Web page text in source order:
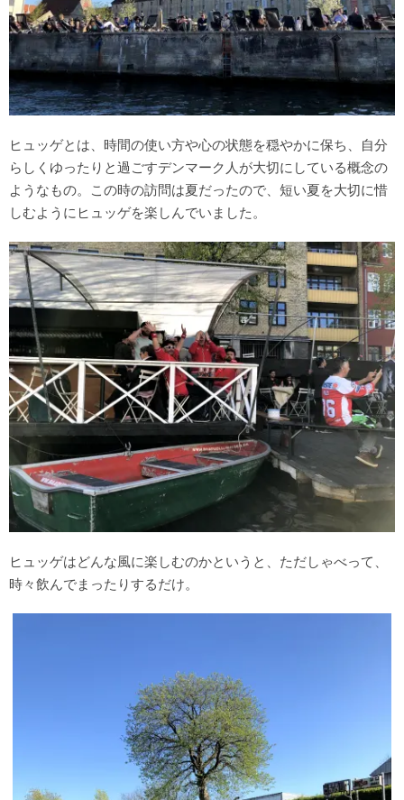
ヒュッゲとは、時間の使い方や心の状態を穏やかに保ち、自分
らしくゆったりと過ごすデンマーク人が大切にしている概念の
ようなもの。この時の訪問は夏だったので、短い夏を大切に惜
しむようにヒュッゲを楽しんでいました。
ヒュッゲはどんな風に楽しむのかというと、ただしゃべって、
時々飲んでまったりするだけ。